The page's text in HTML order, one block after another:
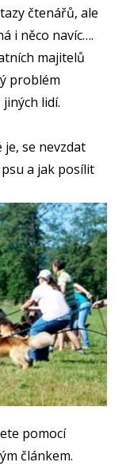
čtenářů, ale
i něco navíc….
majitelů
problém
lidí.
se nevzdat
a jak posílit
pomocí
článkem.